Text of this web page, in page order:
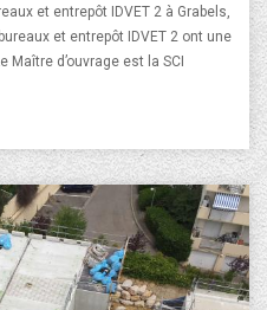
et entrepôt IDVET 2 à Grabels,
et entrepôt IDVET 2 ont une
d’ouvrage est la SCI
des bureaux et entrepôt